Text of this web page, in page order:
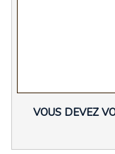
VOUS DEVEZ